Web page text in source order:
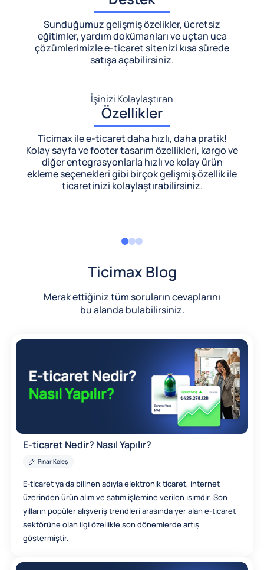
Sunduğumuz gelişmiş özelikler, ücretsiz
eğitimler, yardım dokümanları ve uçtan uca
çözümlerimizlee-ticaret sitenizi kısa sürede
satışa açabilirsiniz.
İşinizi Kolaylaştıran
Özellikler
Ticimax ile e-ticaret daha hızlı, daha pratik!
Kolay sayfa ve footer tasarım özellikleri, kargo ve
diğer entegrasyonlarla hızlı ve kolay ürün
ekleme seçenekleri gibi birçok gelişmiş özellik ile
ticaretinizi kolaylaştırabilirsiniz.
Ticimax Blog
Merak ettiğiniz tüm soruların cevaplarını
bu alanda bulabilirsiniz.
E-ticaret Nedir? Nasıl Yapılır?
Pınar Keleş
E-ticaret ya da bilinen adıyla elektronik ticaret, internet
üzerinden ürün alım ve satım işlemine verilen isimdir. Son
yılların popüler alışveriş trendleri arasında yer alan e-ticaret
sektörüne olan ilgi özellikle son dönemlerde artış
göstermiştir.